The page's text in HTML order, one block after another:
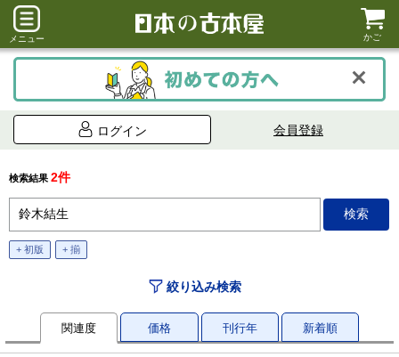
メニュー かご
ログイン 会員登録
検索結果 2件
+ 初版 + 揃
絞り込み検索
関連度 価格 刊行年 新着順